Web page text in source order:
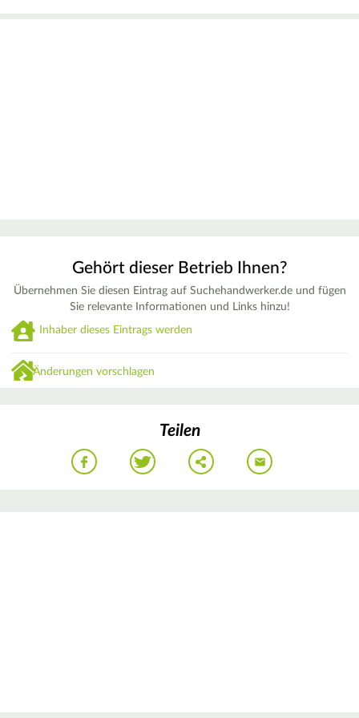
Gehört dieser Betrieb Ihnen?
Übernehmen Sie diesen Eintrag auf Suchehandwerker.de und fügen
Sie relevante Informationen und Links hinzu!
Inhaber dieses Eintrags werden
Änderungen vorschlagen
Teilen